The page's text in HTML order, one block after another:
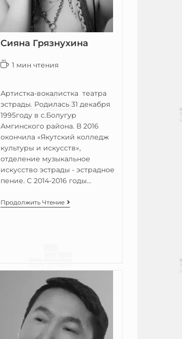
Сияна Грязнухина
1 мин чтения
Артистка-вокалистка театра
эстрады. Родилась 31 декабря
1995году в с.Болугур
Амгинского района. В 2016
окончила «Якутский колледж
культуры и искусств»,
отделение музыкальное
искусство эстрады - эстрадное
пение. С 2014-2016 годы…
Продолжить Чтение